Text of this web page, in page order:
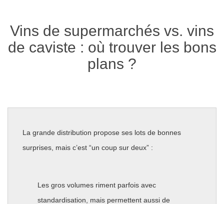
Vins de supermarchés vs. vins
de caviste : où trouver les bons
plans ?
La grande distribution propose ses lots de bonnes
surprises, mais c’est “un coup sur deux” :
Les gros volumes riment parfois avec
standardisation, mais permettent aussi de